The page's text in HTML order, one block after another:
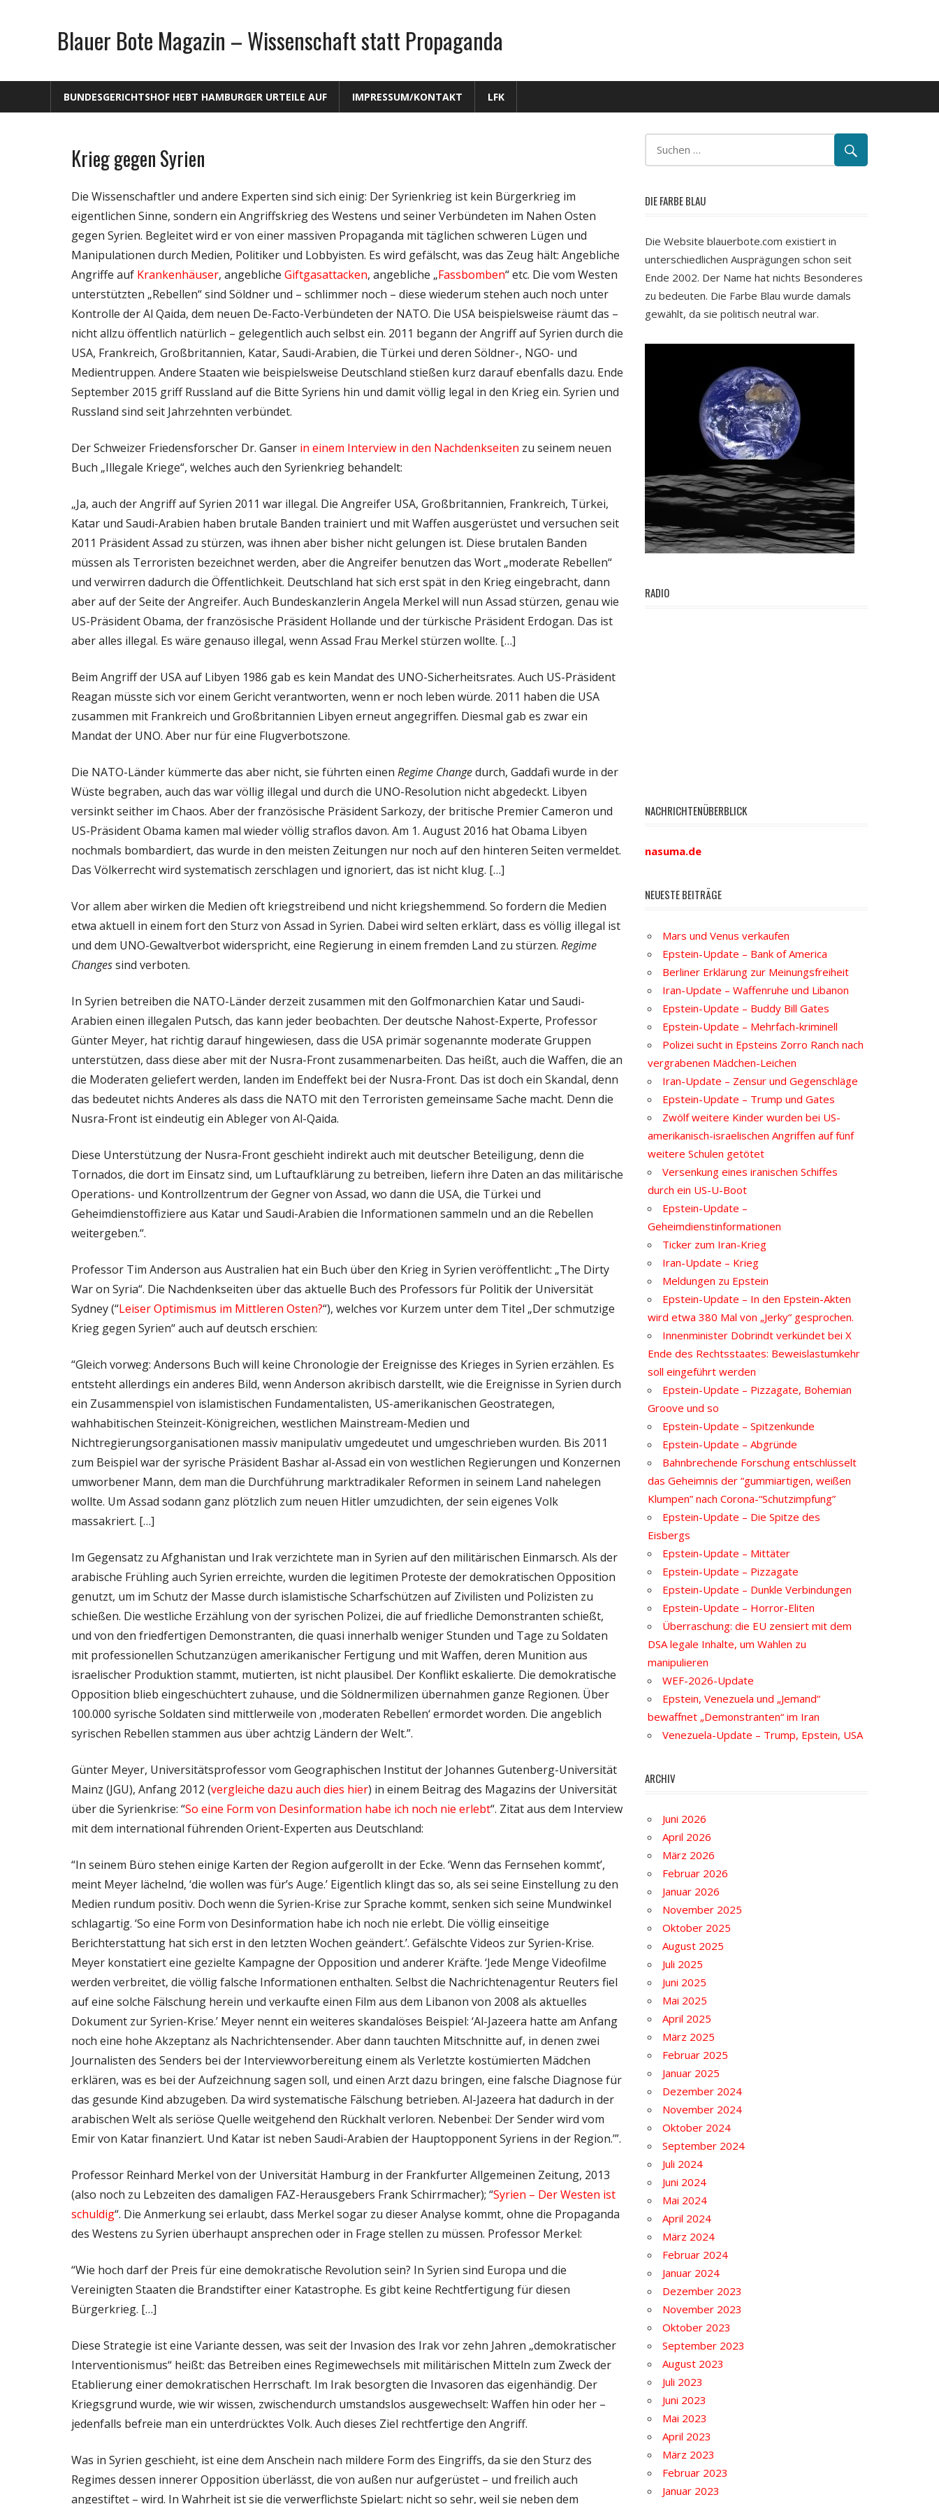
Blauer Bote Magazin – Wissenschaft statt Propaganda
BUNDESGERICHTSHOF HEBT HAMBURGER URTEILE AUF IMPRESSUM/KONTAKT LFK
Gesellschaft
Politik
Wissenschaft
Krieg gegen Syrien
Die Wissenschaftler und andere Experten sind sich einig: Der Syrienkrieg ist kein Bürgerkrieg im
eigentlichen Sinne, sondern ein Angriffskrieg des Westens und seiner Verbündeten im Nahen Osten
gegen Syrien. Begleitet wird er von einer massiven Propaganda mit täglichen schweren Lügen und
Manipulationen durch Medien, Politiker und Lobbyisten. Es wird gefälscht, was das Zeug hält: Angebliche
Angriffe auf Krankenhäuser, angebliche Giftgasattacken, angebliche „Fassbomben“ etc. Die vom Westen
unterstützten „Rebellen“ sind Söldner und – schlimmer noch – diese wiederum stehen auch noch unter
Kontrolle der Al Qaida, dem neuen De-Facto-Verbündeten der NATO. Die USA beispielsweise räumt das –
nicht allzu öffentlich natürlich – gelegentlich auch selbst ein. 2011 begann der Angriff auf Syrien durch die
USA, Frankreich, Großbritannien, Katar, Saudi-Arabien, die Türkei und deren Söldner-, NGO- und
Medientruppen. Andere Staaten wie beispielsweise Deutschland stießen kurz darauf ebenfalls dazu. Ende
September 2015 griff Russland auf die Bitte Syriens hin und damit völlig legal in den Krieg ein. Syrien und
Russland sind seit Jahrzehnten verbündet.
Der Schweizer Friedensforscher Dr. Ganser in einem Interview in den Nachdenkseiten zu seinem neuen
Buch „Illegale Kriege“, welches auch den Syrienkrieg behandelt:
„Ja, auch der Angriff auf Syrien 2011 war illegal. Die Angreifer USA, Großbritannien, Frankreich, Türkei,
Katar und Saudi-Arabien haben brutale Banden trainiert und mit Waffen ausgerüstet und versuchen seit
2011 Präsident Assad zu stürzen, was ihnen aber bisher nicht gelungen ist. Diese brutalen Banden
müssen als Terroristen bezeichnet werden, aber die Angreifer benutzen das Wort „moderate Rebellen“
und verwirren dadurch die Öffentlichkeit. Deutschland hat sich erst spät in den Krieg eingebracht, dann
aber auf der Seite der Angreifer. Auch Bundeskanzlerin Angela Merkel will nun Assad stürzen, genau wie
US-Präsident Obama, der französische Präsident Hollande und der türkische Präsident Erdogan. Das ist
aber alles illegal. Es wäre genauso illegal, wenn Assad Frau Merkel stürzen wollte. […]
Beim Angriff der USA auf Libyen 1986 gab es kein Mandat des UNO-Sicherheitsrates. Auch US-Präsident
Reagan müsste sich vor einem Gericht verantworten, wenn er noch leben würde. 2011 haben die USA
zusammen mit Frankreich und Großbritannien Libyen erneut angegriffen. Diesmal gab es zwar ein
Mandat der UNO. Aber nur für eine Flugverbotszone.
Die NATO-Länder kümmerte das aber nicht, sie führten einen Regime Changedurch, Gaddafi wurde in der
Wüste begraben, auch das war völlig illegal und durch die UNO-Resolution nicht abgedeckt. Libyen
versinkt seither im Chaos. Aber der französische Präsident Sarkozy, der britische Premier Cameron und
US-Präsident Obama kamen mal wieder völlig straflos davon. Am 1. August 2016 hat Obama Libyen
nochmals bombardiert, das wurde in den meisten Zeitungen nur noch auf den hinteren Seiten vermeldet.
Das Völkerrecht wird systematisch zerschlagen und ignoriert, das ist nicht klug. […]
Vor allem aber wirken die Medien oft kriegstreibend und nicht kriegshemmend. So fordern die Medien
etwa aktuell in einem fort den Sturz von Assad in Syrien. Dabei wird selten erklärt, dass es völlig illegal ist
und dem UNO-Gewaltverbot widerspricht, eine Regierung in einem fremden Land zu stürzen. Regime
Changessind verboten.
In Syrien betreiben die NATO-Länder derzeit zusammen mit den Golfmonarchien Katar und Saudi-
Arabien einen illegalen Putsch, das kann jeder beobachten. Der deutsche Nahost-Experte, Professor
Günter Meyer, hat richtig darauf hingewiesen, dass die USA primär sogenannte moderate Gruppen
unterstützen, dass diese aber mit der Nusra-Front zusammenarbeiten. Das heißt, auch die Waffen, die an
die Moderaten geliefert werden, landen im Endeffekt bei der Nusra-Front. Das ist doch ein Skandal, denn
das bedeutet nichts Anderes als dass die NATO mit den Terroristen gemeinsame Sache macht. Denn die
Nusra-Front ist eindeutig ein Ableger von Al-Qaida.
Diese Unterstützung der Nusra-Front geschieht indirekt auch mit deutscher Beteiligung, denn die
Tornados, die dort im Einsatz sind, um Luftaufklärung zu betreiben, liefern ihre Daten an das militärische
Operations- und Kontrollzentrum der Gegner von Assad, wo dann die USA, die Türkei und
Geheimdienstoffiziere aus Katar und Saudi-Arabien die Informationen sammeln und an die Rebellen
weitergeben.“.
Professor Tim Anderson aus Australien hat ein Buch über den Krieg in Syrien veröffentlicht: „The Dirty
War on Syria“. Die Nachdenkseiten über das aktuelle Buch des Professors für Politik der Universität
Sydney (“Leiser Optimismus im Mittleren Osten?“), welches vor Kurzem unter dem Titel „Der schmutzige
Krieg gegen Syrien“ auch auf deutsch erschien:
“Gleich vorweg: Andersons Buch will keine Chronologie der Ereignisse des Krieges in Syrien erzählen. Es
entsteht allerdings ein anderes Bild, wenn Anderson akribisch darstellt, wie die Ereignisse in Syrien durch
ein Zusammenspiel von islamistischen Fundamentalisten, US-amerikanischen Geostrategen,
wahhabitischen Steinzeit-Königreichen, westlichen Mainstream-Medien und
Nichtregierungsorganisationen massiv manipulativ umgedeutet und umgeschrieben wurden. Bis 2011
zum Beispiel war der syrische Präsident Bashar al-Assad ein von westlichen Regierungen und Konzernen
umworbener Mann, dem man die Durchführung marktradikaler Reformen in seinem Land nahelegen
wollte. Um Assad sodann ganz plötzlich zum neuen Hitler umzudichten, der sein eigenes Volk
massakriert. […]
Im Gegensatz zu Afghanistan und Irak verzichtete man in Syrien auf den militärischen Einmarsch. Als der
arabische Frühling auch Syrien erreichte, wurden die legitimen Proteste der demokratischen Opposition
genutzt, um im Schutz der Masse durch islamistische Scharfschützen auf Zivilisten und Polizisten zu
schießen. Die westliche Erzählung von der syrischen Polizei, die auf friedliche Demonstranten schießt,
und von den friedfertigen Demonstranten, die quasi innerhalb weniger Stunden und Tage zu Soldaten
mit professionellen Schutzanzügen amerikanischer Fertigung und mit Waffen, deren Munition aus
israelischer Produktion stammt, mutierten, ist nicht plausibel. Der Konflikt eskalierte. Die demokratische
Opposition blieb eingeschüchtert zuhause, und die Söldnermilizen übernahmen ganze Regionen. Über
100.000 syrische Soldaten sind mittlerweile von ‚moderaten Rebellen‘ ermordet worden. Die angeblich
syrischen Rebellen stammen aus über achtzig Ländern der Welt.”.
Günter Meyer, Universitätsprofessor vom Geographischen Institut der Johannes Gutenberg-Universität
Mainz (JGU), Anfang 2012 (vergleiche dazu auch dies hier) in einem Beitrag des Magazins der Universität
über die Syrienkrise: “So eine Form von Desinformation habe ich noch nie erlebt“. Zitat aus dem Interview
mit dem international führenden Orient-Experten aus Deutschland:
“In seinem Büro stehen einige Karten der Region aufgerollt in der Ecke. ‘Wenn das Fernsehen kommt’,
meint Meyer lächelnd, ‘die wollen was für’s Auge.’ Eigentlich klingt das so, als sei seine Einstellung zu den
Medien rundum positiv. Doch wenn die Syrien-Krise zur Sprache kommt, senken sich seine Mundwinkel
schlagartig. ‘So eine Form von Desinformation habe ich noch nie erlebt. Die völlig einseitige
Berichterstattung hat sich erst in den letzten Wochen geändert.’. Gefälschte Videos zur Syrien-Krise.
Meyer konstatiert eine gezielte Kampagne der Opposition und anderer Kräfte. ‘Jede Menge Videofilme
werden verbreitet, die völlig falsche Informationen enthalten. Selbst die Nachrichtenagentur Reuters fiel
auf eine solche Fälschung herein und verkaufte einen Film aus dem Libanon von 2008 als aktuelles
Dokument zur Syrien-Krise.’ Meyer nennt ein weiteres skandalöses Beispiel: ‘Al-Jazeera hatte am Anfang
noch eine hohe Akzeptanz als Nachrichtensender. Aber dann tauchten Mitschnitte auf, in denen zwei
Journalisten des Senders bei der Interviewvorbereitung einem als Verletzte kostümierten Mädchen
erklären, was es bei der Aufzeichnung sagen soll, und einen Arzt dazu bringen, eine falsche Diagnose für
das gesunde Kind abzugeben. Da wird systematische Fälschung betrieben. Al-Jazeera hat dadurch in der
arabischen Welt als seriöse Quelle weitgehend den Rückhalt verloren. Nebenbei: Der Sender wird vom
Emir von Katar finanziert. Und Katar ist neben Saudi-Arabien der Hauptopponent Syriens in der Region.’”.
Professor Reinhard Merkel von der Universität Hamburg in der Frankfurter Allgemeinen Zeitung, 2013
(also noch zu Lebzeiten des damaligen FAZ-Herausgebers Frank Schirrmacher); “Syrien – Der Westen ist
schuldig“. Die Anmerkung sei erlaubt, dass Merkel sogar zu dieser Analyse kommt, ohne die Propaganda
des Westens zu Syrien überhaupt ansprechen oder in Frage stellen zu müssen. Professor Merkel:
“Wie hoch darf der Preis für eine demokratische Revolution sein? In Syrien sind Europa und die
Vereinigten Staaten die Brandstifter einer Katastrophe. Es gibt keine Rechtfertigung für diesen
Bürgerkrieg. […]
Diese Strategie ist eine Variante dessen, was seit der Invasion des Irak vor zehn Jahren „demokratischer
Interventionismus“ heißt: das Betreiben eines Regimewechsels mit militärischen Mitteln zum Zweck der
Etablierung einer demokratischen Herrschaft. Im Irak besorgten die Invasoren das eigenhändig. Der
Kriegsgrund wurde, wie wir wissen, zwischendurch umstandslos ausgewechselt: Waffen hin oder her –
jedenfalls befreie man ein unterdrücktes Volk. Auch dieses Ziel rechtfertige den Angriff.
Was in Syrien geschieht, ist eine dem Anschein nach mildere Form des Eingriffs, da sie den Sturz des
Regimes dessen innerer Opposition überlässt, die von außen nur aufgerüstet – und freilich auch
angestiftet – wird. In Wahrheit ist sie die verwerflichste Spielart: nicht so sehr, weil sie neben dem
DIE FARBE BLAU
Die Website blauerbote.com existiert in
unterschiedlichen Ausprägungen schon seit
Ende 2002. Der Name hat nichts Besonderes
zu bedeuten. Die Farbe Blau wurde damals
gewählt, da sie politisch neutral war.
RADIO
NACHRICHTENÜBERBLICK
nasuma.de
NEUESTE BEITRÄGE
Mars und Venus verkaufen
Epstein-Update – Bank of America
Berliner Erklärung zur Meinungsfreiheit
Iran-Update – Waffenruhe und Libanon
Epstein-Update – Buddy Bill Gates
Epstein-Update – Mehrfach-kriminell
Polizei sucht in Epsteins Zorro Ranch nach
vergrabenen Mädchen-Leichen
Iran-Update – Zensur und Gegenschläge
Epstein-Update – Trump und Gates
Zwölf weitere Kinder wurden bei US-
amerikanisch-israelischen Angriffen auf fünf
weitere Schulen getötet
Versenkung eines iranischen Schiffes
durch ein US-U-Boot
Epstein-Update –
Geheimdienstinformationen
Ticker zum Iran-Krieg
Iran-Update – Krieg
Meldungen zu Epstein
Epstein-Update – In den Epstein-Akten
wird etwa 380 Mal von „Jerky“ gesprochen.
Innenminister Dobrindt verkündet bei X
Ende des Rechtsstaates: Beweislastumkehr
soll eingeführt werden
Epstein-Update – Pizzagate, Bohemian
Groove und so
Epstein-Update – Spitzenkunde
Epstein-Update – Abgründe
Bahnbrechende Forschung entschlüsselt
das Geheimnis der “gummiartigen, weißen
Klumpen” nach Corona-“Schutzimpfung”
Epstein-Update – Die Spitze des
Eisbergs
Epstein-Update – Mittäter
Epstein-Update – Pizzagate
Epstein-Update – Dunkle Verbindungen
Epstein-Update – Horror-Eliten
Überraschung: die EU zensiert mit dem
DSA legale Inhalte, um Wahlen zu
manipulieren
WEF-2026-Update
Epstein, Venezuela und „Jemand“
bewaffnet „Demonstranten“ im Iran
Venezuela-Update – Trump, Epstein, USA
ARCHIV
Juni 2026
April 2026
März 2026
Februar 2026
Januar 2026
November 2025
Oktober 2025
August 2025
Juli 2025
Juni 2025
Mai 2025
April 2025
März 2025
Februar 2025
Januar 2025
Dezember 2024
November 2024
Oktober 2024
September 2024
Juli 2024
Juni 2024
Mai 2024
April 2024
März 2024
Februar 2024
Januar 2024
Dezember 2023
November 2023
Oktober 2023
September 2023
August 2023
Juli 2023
Juni 2023
Mai 2023
April 2023
März 2023
Februar 2023
Januar 2023